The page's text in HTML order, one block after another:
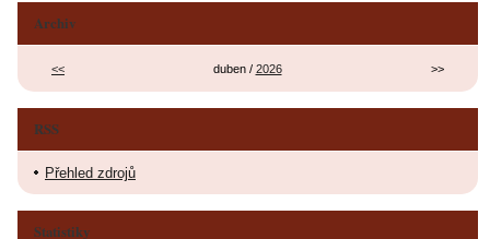
Archiv
<< duben / 2026 >>
RSS
Přehled zdrojů
Statistiky